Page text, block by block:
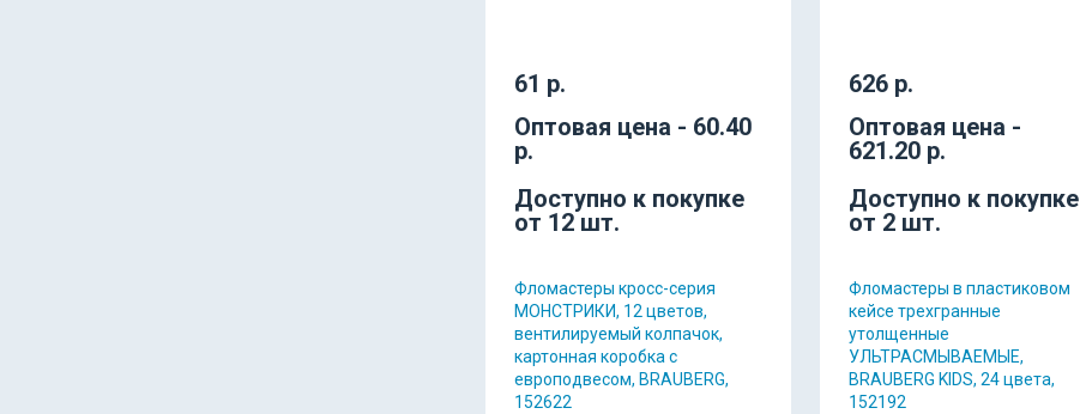
61 р.
Оптовая цена - 60.40
р.
Доступно к покупке
от 12 шт.
Фломастеры кросс-серия
МОНСТРИКИ, 12 цветов,
вентилируемый колпачок,
картонная коробка с
европодвесом, BRAUBERG,
152622
626 р.
Оптовая цена -
621.20 р.
Доступно к покупке
от 2 шт.
Фломастеры в пластиковом
кейсе трехгранные
утолщенные
УЛЬТРАСМЫВАЕМЫЕ,
BRAUBERG KIDS, 24 цвета,
152192